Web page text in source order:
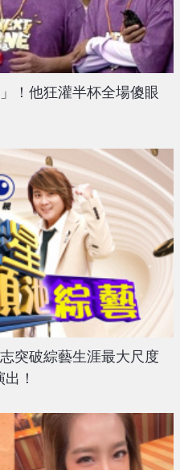
！他狂灌半杯全場傻眼
突破綜藝生涯最大尺度
！